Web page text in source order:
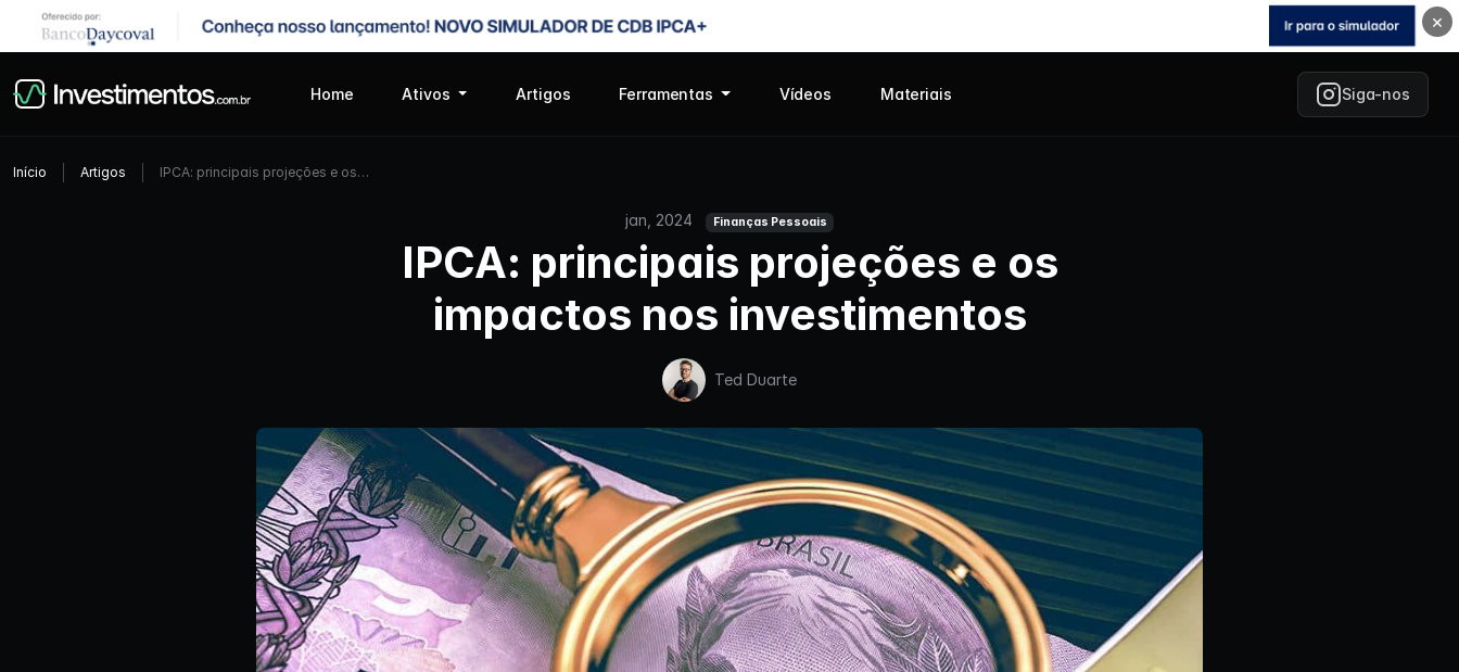
×
Home Ativos Artigos Ferramentas Vídeos Materiais Siga-nos
Início Artigos IPCA: principais projeções e os…
jan, 2024 Finanças Pessoais
IPCA: principais projeções e os
impactos nos investimentos
Ted Duarte